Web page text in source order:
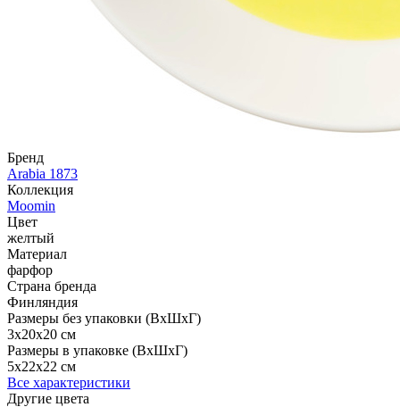
Бренд
Arabia 1873
Коллекция
Moomin
Цвет
желтый
Материал
фарфор
Страна бренда
Финляндия
Размеры без упаковки (ВхШхГ)
3x20x20 см
Размеры в упаковке (ВхШхГ)
5x22x22 см
Все характеристики
Другие цвета